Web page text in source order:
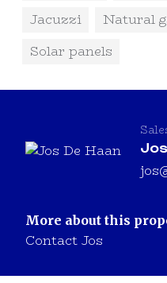
Jacuzzi
Natural
Solar panels
More about this
Contact Jos